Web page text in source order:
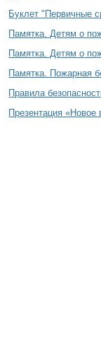
Буклет "Первичные
Памятка. Детям о
Памятка. Детям о
Памятка. Пожарная
Правила
Презентация «Новое